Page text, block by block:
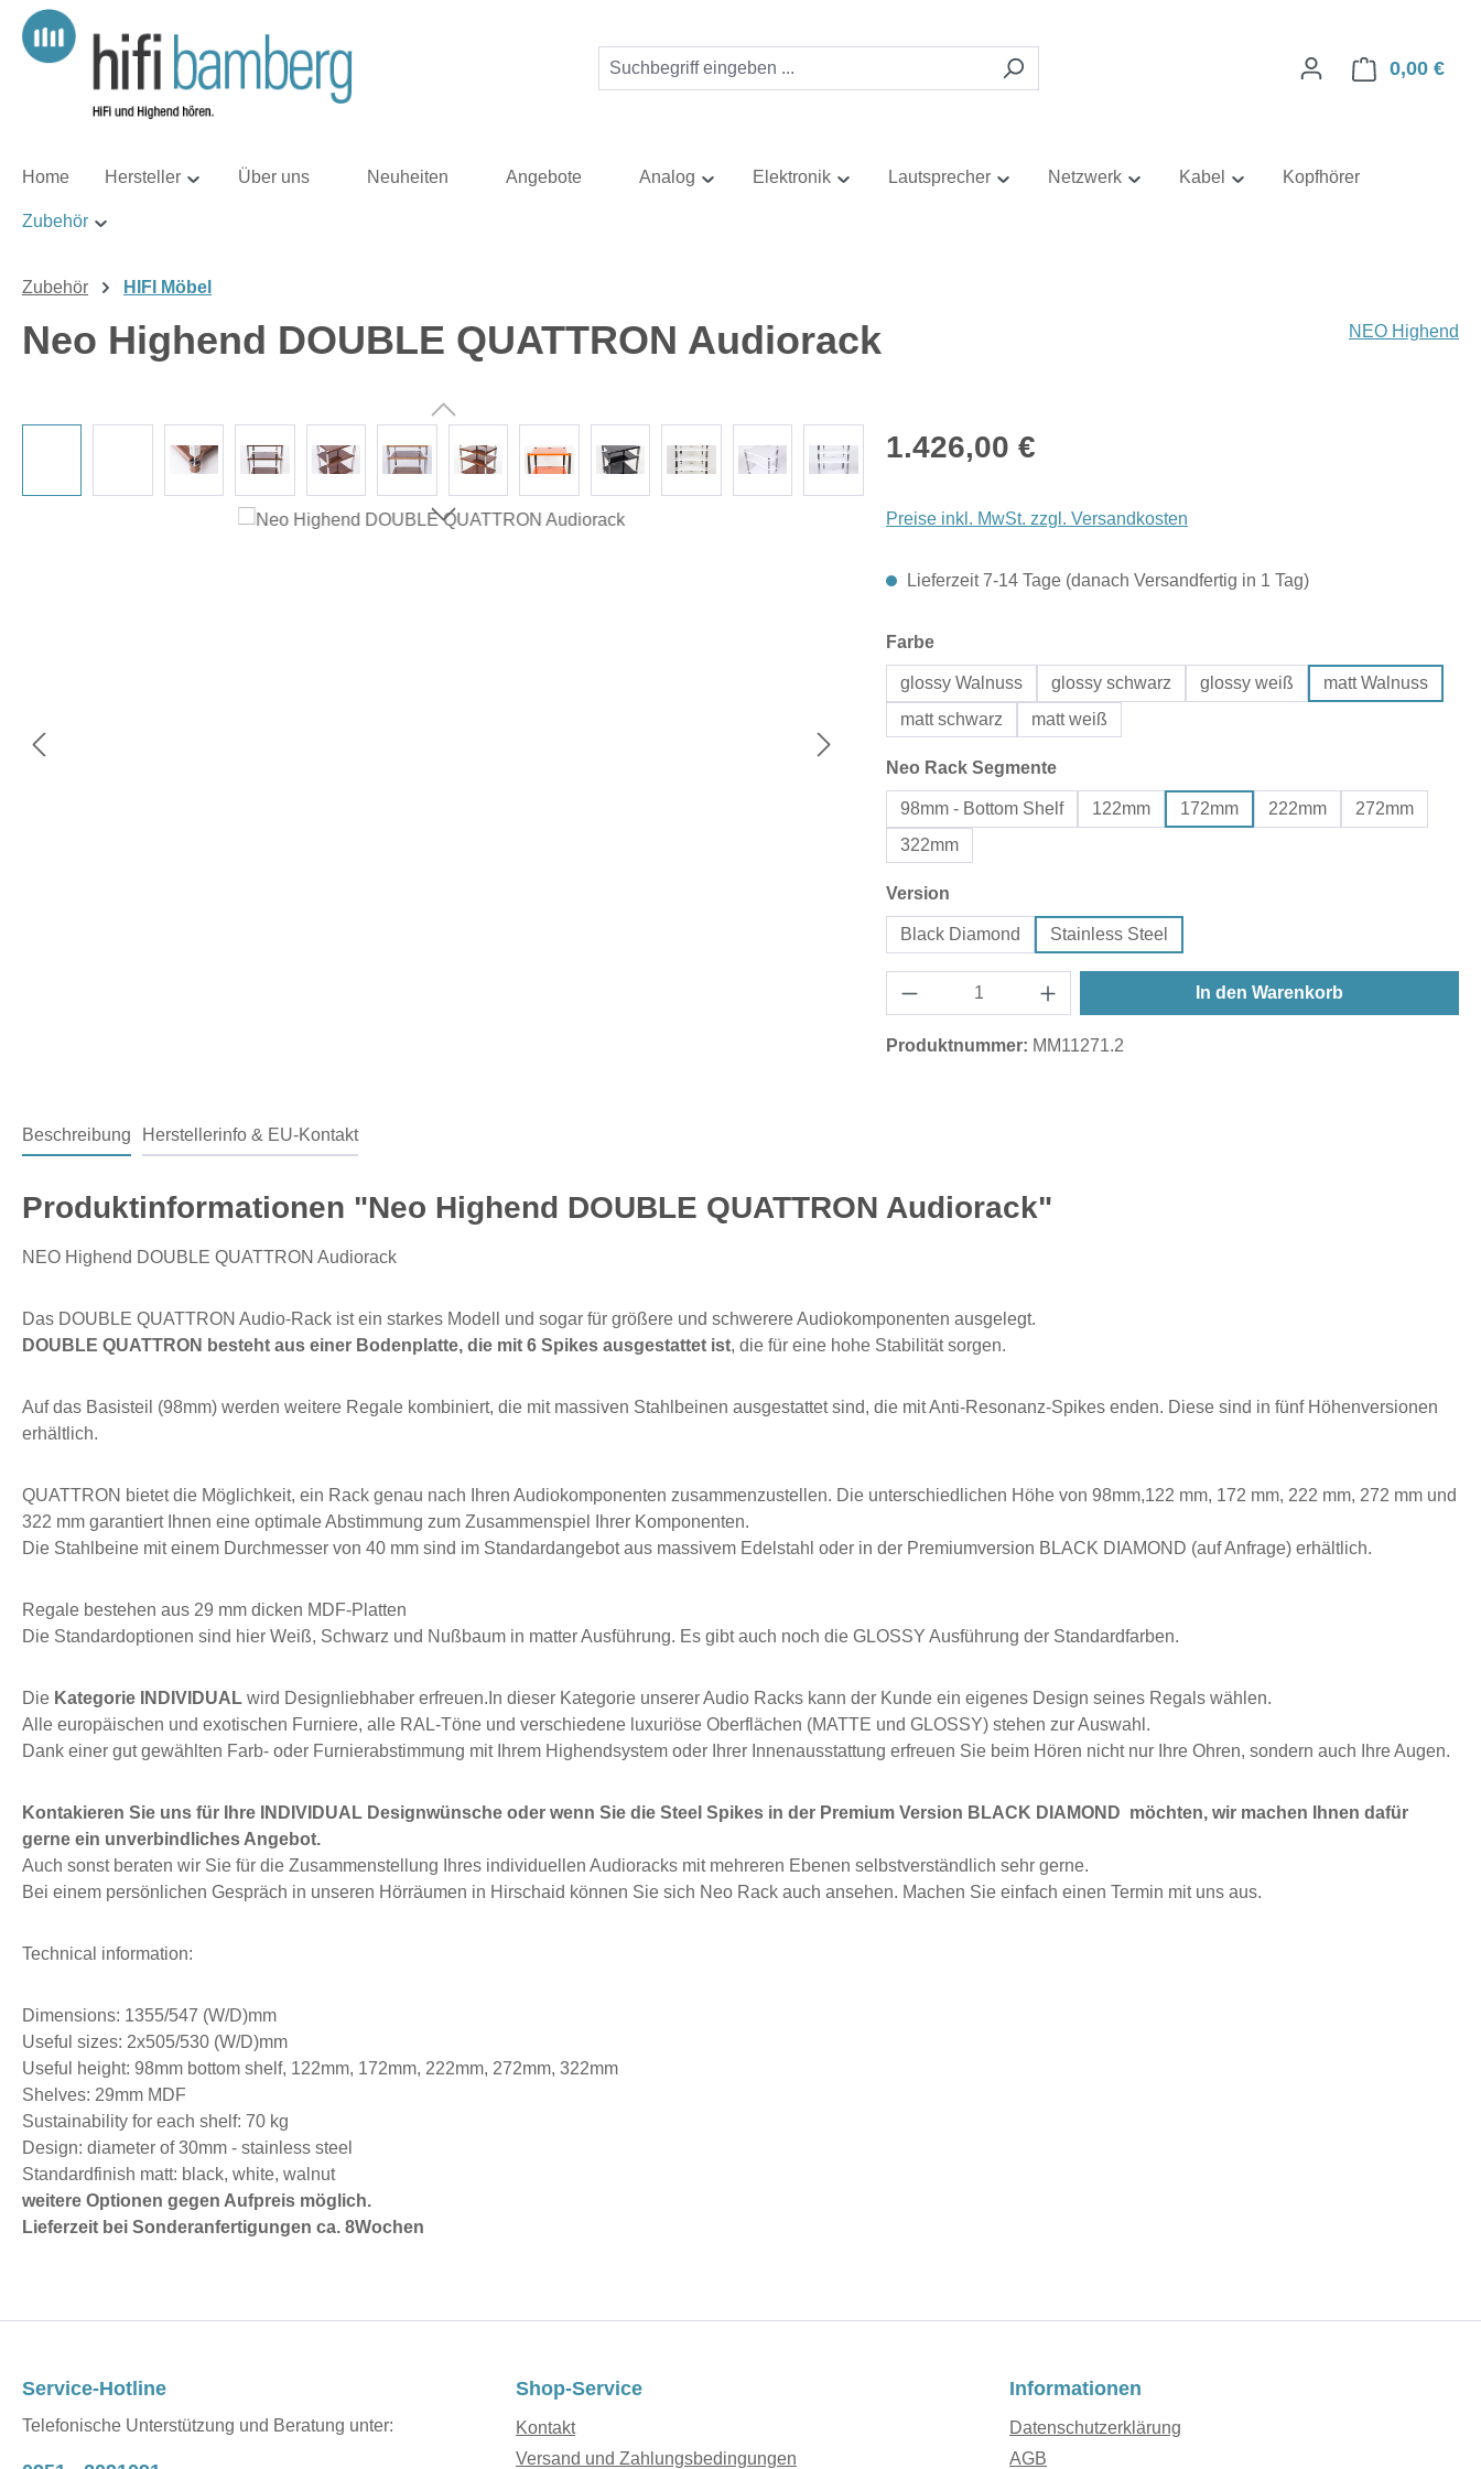
Hauptinhalt springen
Zur Suche springen
Zur Hauptnavigation springen
0,00 €
Home Hersteller Über uns Neuheiten Angebote Analog Elektronik Lautsprecher Netzwerk Kabel Kopfhörer
Zubehör
Zubehör HIFI Möbel
Neo Highend DOUBLE QUATTRON Audiorack NEO Highend
Regulärer Preis:
1.426,00 €
Preise inkl. MwSt. zzgl. Versandkosten
Lieferzeit 7-14 Tage (danach Versandfertig in 1 Tag)
Farbeauswählen
glossy Walnuss glossy schwarz glossy weiß
matt Walnuss
matt schwarz
matt weiß
Neo Rack Segmenteauswählen
98mm - Bottom Shelf 122mm 172mm 222mm
272mm
322mm
Version
Black Diamond Stainless Steel
In den Warenkorb
Produktnummer: MM11271.2
Beschreibung Herstellerinfo & EU-Kontakt
Produktinformationen "Neo Highend DOUBLE QUATTRON Audiorack"
NEO Highend DOUBLE QUATTRON Audiorack
Das DOUBLE QUATTRON Audio-Rack ist ein starkes Modell und sogar für größere und schwerere Audiokomponenten ausgelegt.
DOUBLE QUATTRON besteht aus einer Bodenplatte, die mit 6 Spikes ausgestattet ist, die für eine hohe Stabilität sorgen.
Auf das Basisteil (98mm) werden weitere Regale kombiniert, die mit massiven Stahlbeinen ausgestattet sind, die mit Anti-Resonanz-Spikes enden. Diese sind in fünf Höhenversionen
erhältlich.
QUATTRON bietet die Möglichkeit, ein Rack genau nach Ihren Audiokomponenten zusammenzustellen. Die unterschiedlichen Höhe von 98mm,122 mm, 172 mm, 222 mm, 272 mm und
322 mm garantiert Ihnen eine optimale Abstimmung zum Zusammenspiel Ihrer Komponenten.
Die Stahlbeine mit einem Durchmesser von 40 mm sind im Standardangebot aus massivem Edelstahl oder in der Premiumversion BLACK DIAMOND (auf Anfrage) erhältlich.
Regale bestehen aus 29 mm dicken MDF-Platten
Die Standardoptionen sind hier Weiß, Schwarz und Nußbaum in matter Ausführung. Es gibt auch noch die GLOSSY Ausführung der Standardfarben.
Die Kategorie INDIVIDUAL wird Designliebhaber erfreuen.In dieser Kategorie unserer Audio Racks kann der Kunde ein eigenes Design seines Regals wählen.
Alle europäischen und exotischen Furniere, alle RAL-Töne und verschiedene luxuriöse Oberflächen (MATTE und GLOSSY) stehen zur Auswahl.
Dank einer gut gewählten Farb- oder Furnierabstimmung mit Ihrem Highendsystem oder Ihrer Innenausstattung erfreuen Sie beim Hören nicht nur Ihre Ohren, sondern auch Ihre Augen.
Kontakieren Sie uns für Ihre INDIVIDUAL Designwünsche oder wenn Sie die Steel Spikes in der Premium Version BLACK DIAMOND möchten, wir machen Ihnen dafür
gerne ein unverbindliches Angebot.
Auch sonst beraten wir Sie für die Zusammenstellung Ihres individuellen Audioracks mit mehreren Ebenen selbstverständlich sehr gerne.
Bei einem persönlichen Gespräch in unseren Hörräumen in Hirschaid können Sie sich Neo Rack auch ansehen. Machen Sie einfach einen Termin mit uns aus.
Technical information:
Dimensions: 1355/547 (W/D)mm
Useful sizes: 2x505/530 (W/D)mm
Useful height: 98mm bottom shelf, 122mm, 172mm, 222mm, 272mm, 322mm
Shelves: 29mm MDF
Sustainability for each shelf: 70 kg
Design: diameter of 30mm - stainless steel
Standardfinish matt: black, white, walnut
weitere Optionen gegen Aufpreis möglich.
Lieferzeit bei Sonderanfertigungen ca. 8Wochen
Service-Hotline
Telefonische Unterstützung und Beratung unter:
Shop-Service
Kontakt
Versand und Zahlungsbedingungen
Informationen
Datenschutzerklärung
AGB